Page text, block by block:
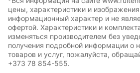
цены, характеристики и
информационный характер и не
офертой. Характеристики и
изменяться производителем без
получения подробной информации о
товаров и услуг, пожалуйста,
+373 78 854-555.